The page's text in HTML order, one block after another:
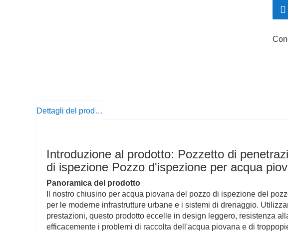
Dettagli del prodotto
Introduzione al prodotto: Pozzetto di
di ispezione Pozzo d'ispezione per acqua
Panoramica del prodotto
Il nostro chiusino per acqua piovana del pozzo di ispezione del
per le moderne infrastrutture urbane e i sistemi di drenaggio.
prestazioni, questo prodotto eccelle in design leggero, resistenza
efficacemente i problemi di raccolta dell'acqua piovana e di